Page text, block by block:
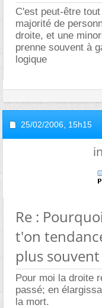
C'est peut-être
majorité de
droite, et une
prenne souvent à
logique
25/02/2006, 15h15
Re :
t'on
plus souvent
Pour moi la droite
passé; en
la mort.